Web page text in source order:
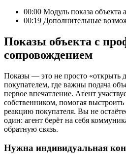
00:00 Модуль показа объекта
00:19 Дополнительные
Показы объекта с
сопровождением
Показы — это не просто «открыть
покупателем, где важны подача
первое впечатление. Агент
собственником, помогая выстроить
реакцию покупателя. Вы не
один: агент берёт на себя
обратную связь.
Нужна индивидуальная